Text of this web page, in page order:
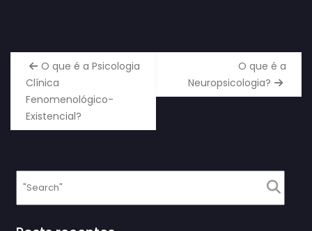
O que é a Psicologia
Clínica
Fenomenológico-
Existencial?
O que é a
Neuropsicologia?